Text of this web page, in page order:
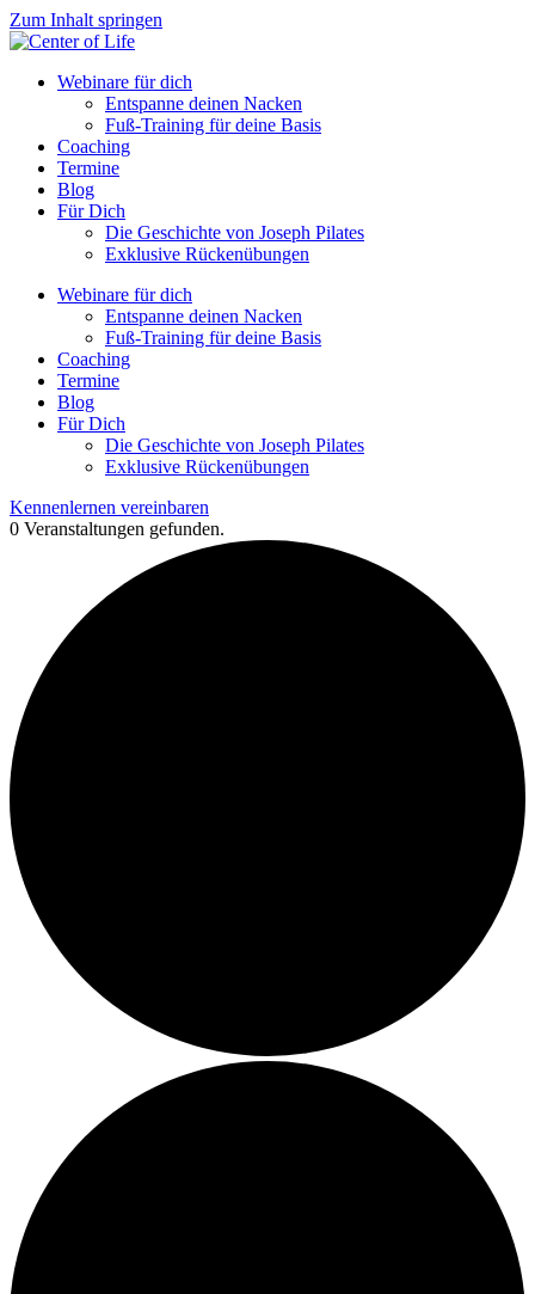
Zum Inhalt springen
Webinare für dich
Entspanne deinen Nacken
Fuß-Training für deine Basis
Coaching
Termine
Blog
Für Dich
Die Geschichte von Joseph Pilates
Exklusive Rückenübungen
Webinare für dich
Entspanne deinen Nacken
Fuß-Training für deine Basis
Coaching
Termine
Blog
Für Dich
Die Geschichte von Joseph Pilates
Exklusive Rückenübungen
Kennenlernen vereinbaren
0 Veranstaltungen gefunden.